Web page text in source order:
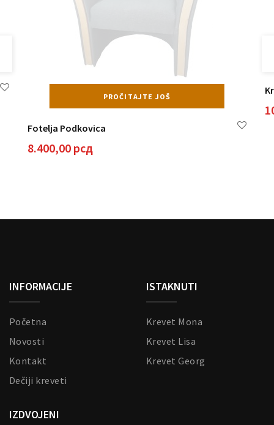
PROČITAJTE JOŠ
Fotelja Podkovica
8.400,00 рсд
INFORMACIJE
Početna
Novosti
Kontakt
Dečiji kreveti
ISTAKNUTI
Krevet Mona
Krevet Lisa
Krevet Georg
IZDVOJENI